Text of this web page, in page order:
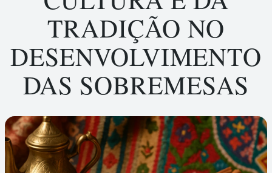
TRADIÇÃO NO
DESENVOLVIMENTO
DAS SOBREMESAS